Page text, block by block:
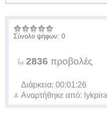
Σύνολο ψήφων: 0
2836 προβολές
Διάρκεια: 00:01:26
Αναρτήθηκε από: lykpira